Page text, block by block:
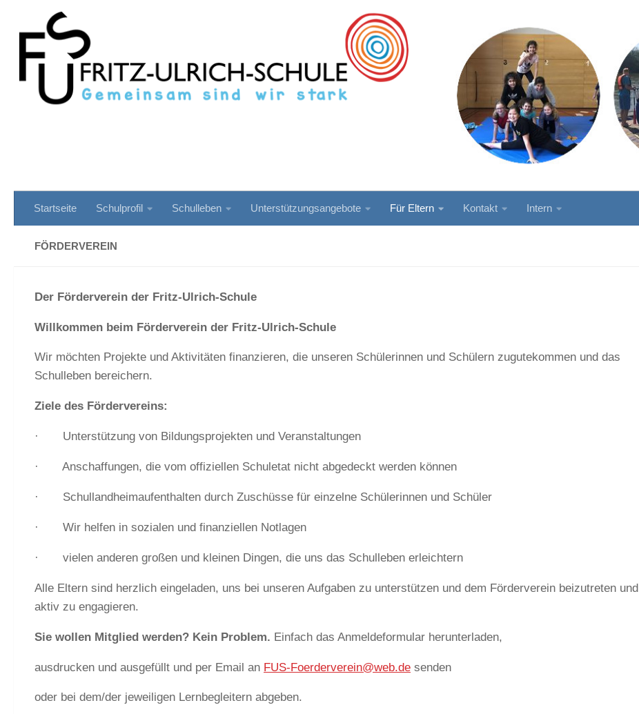
Zum Inhalt springen
Startseite Schulprofil Schulleben Unterstützungsangebote Für Eltern Kontakt Intern
FÖRDERVEREIN
Der Förderverein der Fritz-Ulrich-Schule
Willkommen beim Förderverein der Fritz-Ulrich-Schule
Wir möchten Projekte und Aktivitäten finanzieren, die unseren Schülerinnen und Schülern zugutekommen und das
Schulleben bereichern.
Ziele des Fördervereins:
· Unterstützung von Bildungsprojekten und Veranstaltungen
· Anschaffungen, die vom offiziellen Schuletat nicht abgedeckt werden können
· Schullandheimaufenthalten durch Zuschüsse für einzelne Schülerinnen und Schüler
· Wir helfen in sozialen und finanziellen Notlagen
· vielen anderen großen und kleinen Dingen, die uns das Schulleben erleichtern
Alle Eltern sind herzlich eingeladen, uns bei unseren Aufgaben zu unterstützen und dem Förderverein beizutreten und
aktiv zu engagieren.
Sie wollen Mitglied werden? Kein Problem. Einfach das Anmeldeformular herunterladen,
ausdrucken und ausgefüllt und per Email an FUS-Foerderverein@web.de senden
oder bei dem/der jeweiligen Lernbegleitern abgeben.